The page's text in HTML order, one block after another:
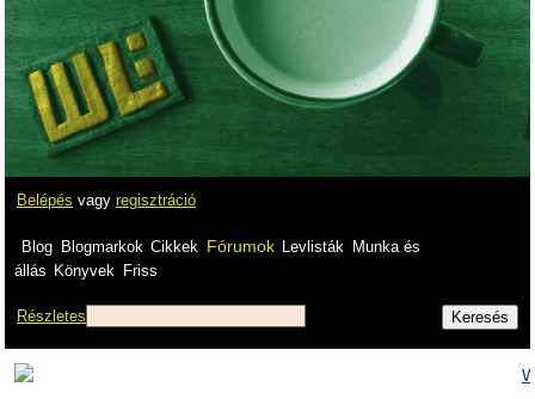
Belépés vagy regisztráció
Blog Blogmarkok Cikkek Fórumok Levlisták
Munka és
állás Könyvek Friss
Részletes